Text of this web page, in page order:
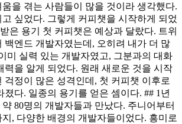
을 겪는 사람들이 많을 것이라 생각했다.
싶었다. 그렇게 커피챗을 시작하게 되었
은 용기 첫 커피챗은 예상과 달랐다. 트위
백엔드 개발자였는데, 오히려 내가 더 많
미 실력 있는 개발자였고, 그분과의 대화
력을 알게 되었다. 원래 새로운 것을 시작
걱정이 많은 성격인데, 첫 커피챗 이후로
졌다. 일종의 용기를 얻은 셈이다. ## 1년
80명의 개발자들과 만났다. 주니어부터
, 다양한 배경의 개발자들이었다. 흥미로